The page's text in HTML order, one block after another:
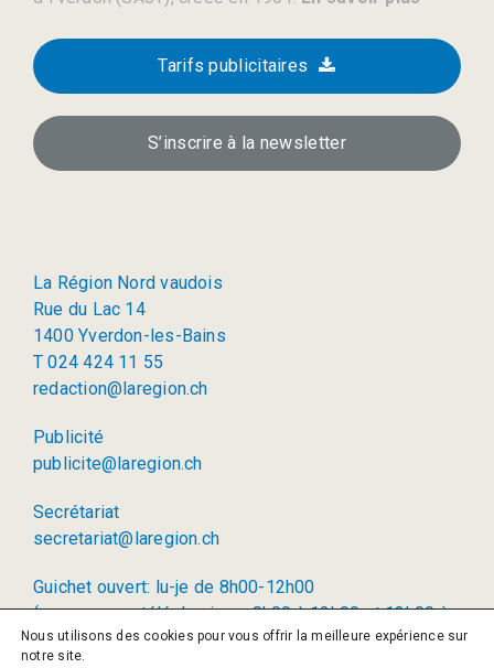
Tarifs publicitaires
S’inscrire à la newsletter
La Région Nord vaudois
Rue du Lac 14
1400 Yverdon-les-Bains
T 024 424 11 55
redaction@laregion.ch
Publicité
publicite@laregion.ch
Secrétariat
secretariat@laregion.ch
Guichet ouvert: lu-je de 8h00-12h00
(permanence téléphonique: 8h00 à 12h00 et 13h00 à
17h00)
Nous utilisons des cookies pour vous offrir la meilleure expérience sur
notre site.